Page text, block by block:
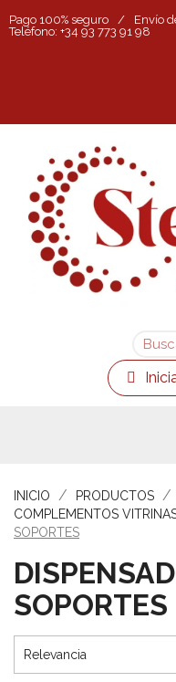
Pago 100% seguro / Envío
Teléfono: +34 93 773 91 98
INICIO PRODUCTOS
COMPLEMENTOS
SOPORTES
SOPORTES
Relevancia